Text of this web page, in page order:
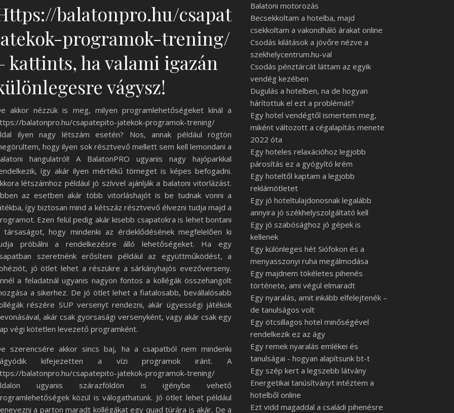
balatonpro.hu/csapatepito-
programok-trening/
kattints, ha valami igazán
vágysz!
akkor nézzük is meg, milyen programlehetőségeket kínál a
balatonpro.hu/csapatepito-jatekok-programok-trening/
ilyen nagy létszám esetén? Nos, annak például rögtön
hogy ilyen sok résztvevő mellett sem kell lemondani a
hangulatról! A BalatonPRO ugyanis nagy hajóparkkal
így akár ilyen mértékű tömeget is képes befogadni.
létszámhoz például jó szívvel ajánlják a balatoni vitorlázást.
az esetben akár több vitorláshajót is be tudnak vonni a
így biztosan mind a kétszáz résztvevő élvezni tudja majd a
Ezen felül pedig akár kisebb csapatokra is lehet bontani
társaságot, hogy mindenki az érdeklődésének megfelelően ki
próbálni a rendelkezésre álló lehetőségeket. Ha egy
szeretnénk erősíteni például az együttműködést, a
jó ötlet lehet a részükre a sárkányhajós evezőverseny.
a feladatnál ugyanis nagyon fontos a kollégák összehangolt
a sikerhez. De jó ötlet lehet a fiatalosabb, bevállalósabb
részére SUP versenyt rendezni, akár ügyességi játékok
akár csak gyorsasági versenyként, vagy akár csak egy
végi kötetlen levezető programként.
szerencsére akkor sincs baj, ha a csapatból nem mindenki
kifejezetten a vízi programok iránt. A
balatonpro.hu/csapatepito-jatekok-programok-trening/
ugyanis szárazföldön is igénybe vehető
közül is válogathatunk. Jó ötlet lehet például
a parton maradt kollégákat egy quad túrára is akár. De a
Balatoni motorozás
Becsekkoltam a hotelba, majd
csekkoltam a vakondháló árakat online
Csodás kilátások a jövőre nézve a
szekhelycentrum.hu-val
Csodás pénztárcát láttam az egyik
vendég kezében
Dugulás a hotelben, na de hogyan
hárítottuk el ezt a problémát?
Egy hotel vendégtől ismertem meg,
miként változott a cégalapítás menete
2022 óta
Egy hoteles relaxációhoz legjobb
párosítás ez a gyógyító krém
Egy hoteltől kaptam a legjobb
reklámötletet
Egy jó hoteltulajdonosnak legalább
annyira jó székhelyszolgáltató kell
Egy jó szabósághoz jó gépek is
kellenek
Egy különleges hét Siófokon és a
menyasszonyi ruha megálmodása
Egy majdnem tökéletes pihenés
története, ami végül elmaradt
Egy nyaralás, amit inkább elfelejtenék –
de tanulságos volt
Egy ötcsillagos hotel minőségével
rendelkezik ez az ágy
Egy remek nyaralás emlékei és
tanulságai - hogyan alapítsunk bt-t
Egy szép kert a legszebb látvány
Energetikai tanúsítványt intéztem a
hotelből online
Ezt vidd magaddal a családi pihenésre